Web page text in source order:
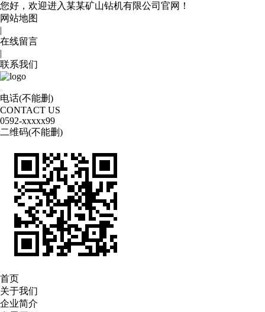
您好，欢迎进入某某矿山钻机有限公司官网！
网站地图
|
在线留言
|
联系我们
电话(不能删)
CONTACT US
0592-xxxxx99
二维码(不能删)
首页
关于我们
企业简介